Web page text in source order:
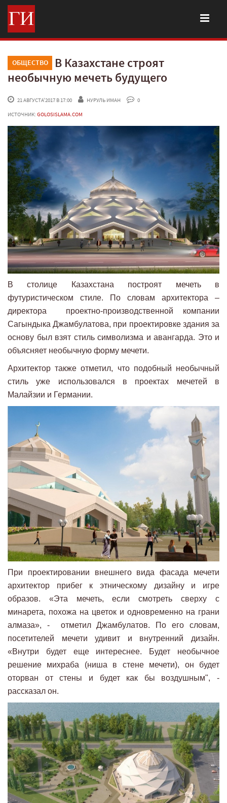
ОБЩЕСТВО
В Казахстане строят
необычную мечеть будущего
21 АВГУСТА'2017 В 17:00 НУРУЛЬ ИМАН
0
ИСТОЧНИК: GOLOSISLAMA.COM
В столице Казахстана построят мечеть в
футуристическом стиле. По словам архитектора –
директора проектно-производственной компании
Сагындыка Джамбулатова, при проектировке здания за
основу был взят стиль символизма и авангарда. Это и
объясняет необычную форму мечети.
Архитектор также отметил, что подобный необычный
стиль уже использовался в проектах мечетей в
Малайзии и Германии.
При проектировании внешнего вида фасада мечети
архитектор прибег к этническому дизайну и игре
образов. «Эта мечеть, если смотреть сверху с
минарета, похожа на цветок и одновременно на грани
алмаза», - отметил Джамбулатов. По его словам,
посетителей мечети удивит и внутренний дизайн.
«Внутри будет еще интереснее. Будет необычное
решение михраба (ниша в стене мечети), он будет
оторван от стены и будет как бы воздушным", -
рассказал он.